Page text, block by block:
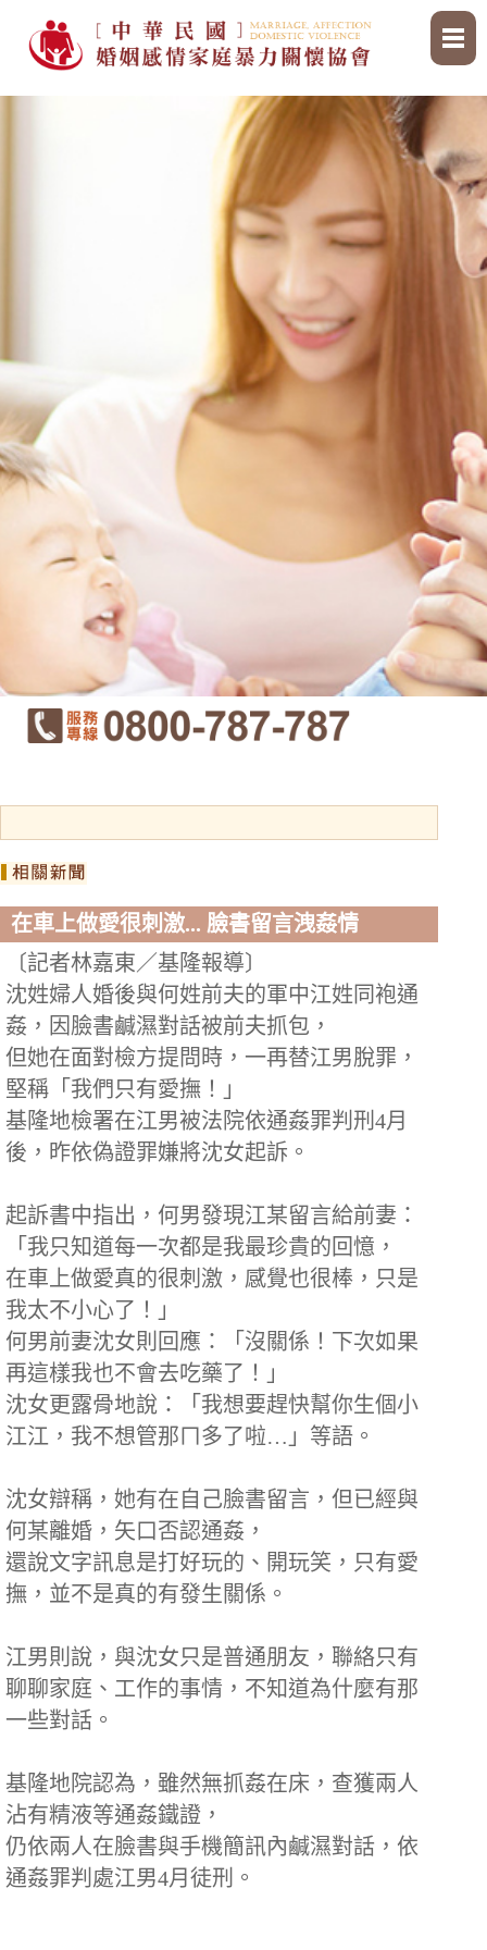
在車上做愛很刺激... 臉書留言洩姦情
〔記者林嘉東／基隆報導〕
沈姓婦人婚後與何姓前夫的軍中江姓同袍通
姦，因臉書鹹濕對話被前夫抓包，
但她在面對檢方提問時，一再替江男脫罪，
堅稱「我們只有愛撫！」
基隆地檢署在江男被法院依通姦罪判刑4月
後，昨依偽證罪嫌將沈女起訴。
起訴書中指出，何男發現江某留言給前妻：
「我只知道每一次都是我最珍貴的回憶，
在車上做愛真的很刺激，感覺也很棒，只是
我太不小心了！」
何男前妻沈女則回應：「沒關係！下次如果
再這樣我也不會去吃藥了！」
沈女更露骨地說：「我想要趕快幫你生個小
江江，我不想管那ㄇ多了啦…」等語。
沈女辯稱，她有在自己臉書留言，但已經與
何某離婚，矢口否認通姦，
還說文字訊息是打好玩的、開玩笑，只有愛
撫，並不是真的有發生關係。
江男則說，與沈女只是普通朋友，聯絡只有
聊聊家庭、工作的事情，不知道為什麼有那
一些對話。
基隆地院認為，雖然無抓姦在床，查獲兩人
沾有精液等通姦鐵證，
仍依兩人在臉書與手機簡訊內鹹濕對話，依
通姦罪判處江男4月徒刑。